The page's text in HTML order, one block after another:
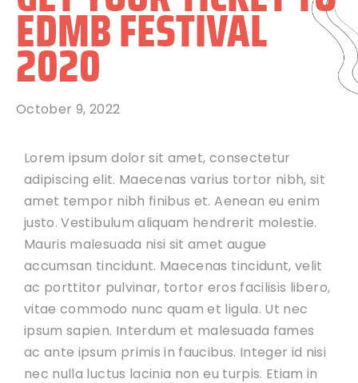
EDMB FESTIVAL
2020
October 9, 2022
Lorem ipsum dolor sit amet, consectetur
adipiscing elit. Maecenas varius tortor nibh, sit
amet tempor nibh finibus et. Aenean eu enim
justo. Vestibulum aliquam hendrerit molestie.
Mauris malesuada nisi sit amet augue
accumsan tincidunt. Maecenas tincidunt, velit
ac porttitor pulvinar, tortor eros facilisis libero,
vitae commodo nunc quam et ligula. Ut nec
ipsum sapien. Interdum et malesuada fames
ac ante ipsum primis in faucibus. Integer id nisi
nec nulla luctus lacinia non eu turpis. Etiam in